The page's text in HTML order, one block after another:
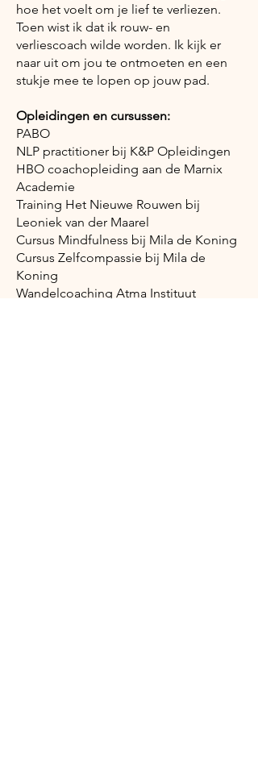
hoe het voelt om je lief te verliezen.
Toen wist ik dat ik rouw- en
verliescoach wilde worden. Ik kijk er
naar uit om jou te ontmoeten en een
stukje mee te lopen op jouw pad.
Opleidingen en cursussen:
PABO
NLP practitioner bij K&P Opleidingen
HBO coachopleiding aan de Marnix
Academie
Training Het Nieuwe Rouwen bij
Leoniek van der Maarel
Cursus Mindfulness bij Mila de Koning
Cursus Zelfcompassie bij Mila de
Koning
Wandelcoaching Atma Instituut